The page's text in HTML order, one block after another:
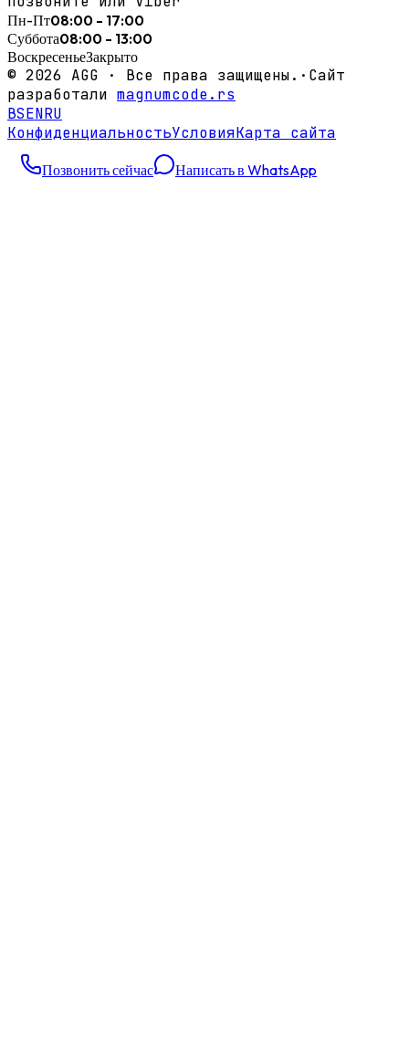
Пн-Пт08:00 - 17:00
Суббота08:00 - 13:00
ВоскресеньеЗакрыто
© 2026 AGG · Все права защищены. · Сайт
разработали magnumcode.rs
BSENRU
КонфиденциальностьУсловияКарта сайта
Позвонить сейчас Написать в WhatsApp